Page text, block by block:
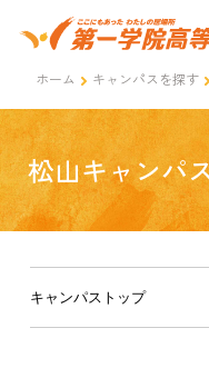
ホーム キャンパスを探す
松山キャンパ
キャンパストップ